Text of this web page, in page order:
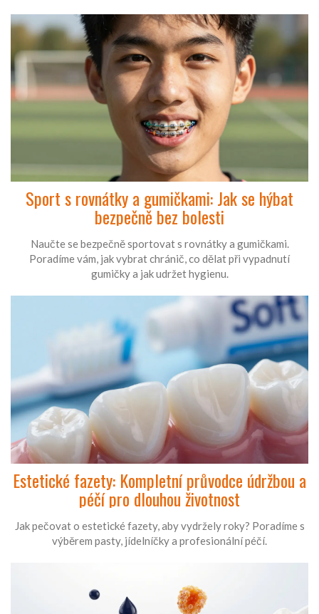
Sport s rovnátky a gumičkami: Jak se hýbat
bezpečně bez bolesti
Naučte se bezpečně sportovat s rovnátky a gumičkami.
Poradíme vám, jak vybrat chránič, co dělat při vypadnutí
gumičky a jak udržet hygienu.
Estetické fazety: Kompletní průvodce údržbou a
péčí pro dlouhou životnost
Jak pečovat o estetické fazety, aby vydržely roky? Poradíme s
výběrem pasty, jídelníčky a profesionální péčí.